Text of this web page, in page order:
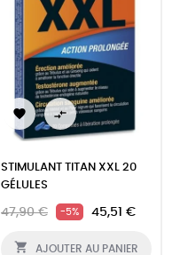
 
STIMULANT TITAN XXL 20
GÉLULES
47,90 € -5% 45,51 €
 AJOUTER AU PANIER